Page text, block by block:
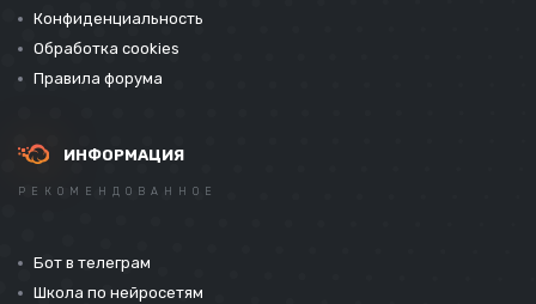
Конфиденциальность
Обработка cookies
Правила форума
ИНФОРМАЦИЯ
РЕКОМЕНДОВАННОЕ
Бот в телеграм
Школа по нейросетям